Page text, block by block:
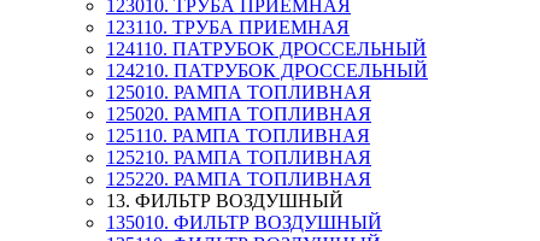
123010. ТРУБА ПРИЕМНАЯ
123110. ТРУБА ПРИЕМНАЯ
124110. ПАТРУБОК ДРОССЕЛЬНЫЙ
124210. ПАТРУБОК ДРОССЕЛЬНЫЙ
125010. РАМПА ТОПЛИВНАЯ
125020. РАМПА ТОПЛИВНАЯ
125110. РАМПА ТОПЛИВНАЯ
125210. РАМПА ТОПЛИВНАЯ
125220. РАМПА ТОПЛИВНАЯ
13. ФИЛЬТР ВОЗДУШНЫЙ
135010. ФИЛЬТР ВОЗДУШНЫЙ